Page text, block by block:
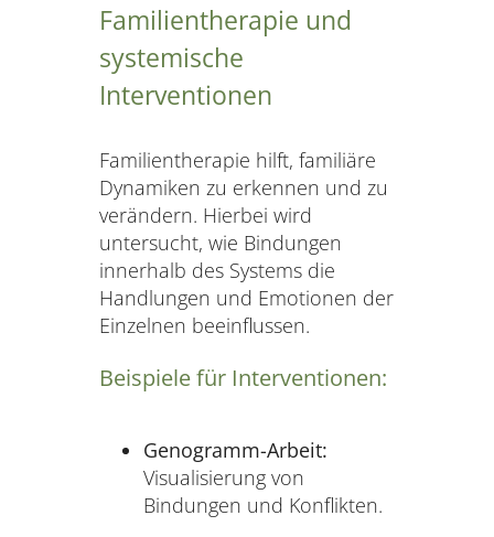
Familientherapie und
systemische
Interventionen
Familientherapie hilft, familiäre
Dynamiken zu erkennen und zu
verändern. Hierbei wird
untersucht, wie Bindungen
innerhalb des Systems die
Handlungen und Emotionen der
Einzelnen beeinflussen.
Beispiele für Interventionen:
Genogramm-Arbeit:
Visualisierung von
Bindungen und Konflikten.